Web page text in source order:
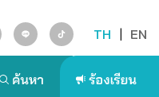
TH | EN